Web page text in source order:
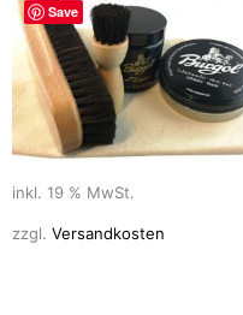
Save
inkl. 19 % MwSt.
zzgl. Versandkosten